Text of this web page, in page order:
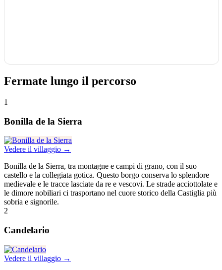
Fermate lungo il percorso
1
Bonilla de la Sierra
Vedere il villaggio →
Bonilla de la Sierra, tra montagne e campi di grano, con il suo
castello e la collegiata gotica. Questo borgo conserva lo splendore
medievale e le tracce lasciate da re e vescovi. Le strade acciottolate e
le dimore nobiliari ci trasportano nel cuore storico della Castiglia più
sobria e signorile.
2
Candelario
Vedere il villaggio →